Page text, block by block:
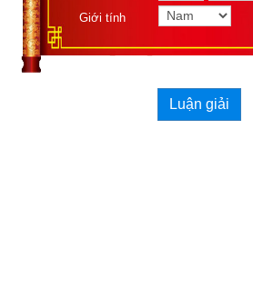
Giới tính
Luận giải